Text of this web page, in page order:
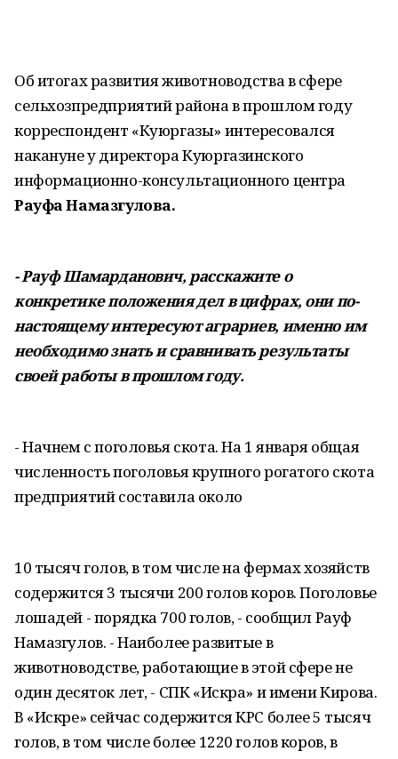
Об итогах развития животноводства в сфере
сельхозпредприятий района в прошлом году
корреспондент «Куюргазы» интересовался
накануне у директора Куюргазинского
информационно-консультационного центра
Рауфа Намазгулова.
- Рауф Шамарданович, расскажите о
конкретике положения дел в цифрах, они по-
настоящему интересуют аграриев, именно им
необходимо знать и сравнивать результаты
своей работы в прошлом году.
- Начнем с поголовья скота. На 1 января общая
численность поголовья крупного рогатого скота
предприятий составила около
10 тысяч голов, в том числе на фермах хозяйств
содержится 3 тысячи 200 голов коров. Поголовье
лошадей - порядка 700 голов, - сообщил Рауф
Намазгулов. - Наиболее развитые в
животноводстве, работающие в этой сфере не
один десяток лет, - СПК «Искра» и имени Кирова.
В «Искре» сейчас содержится КРС более 5 тысяч
голов, в том числе более 1220 голов коров, в